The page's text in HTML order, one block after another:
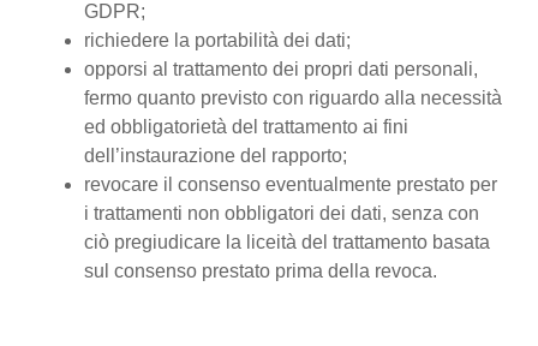
GDPR;
richiedere la portabilità dei dati;
opporsi al trattamento dei propri dati personali,
fermo quanto previsto con riguardo alla necessità
ed obbligatorietà del trattamento ai fini
dell’instaurazione del rapporto;
revocare il consenso eventualmente prestato per
i trattamenti non obbligatori dei dati, senza con
ciò pregiudicare la liceità del trattamento basata
sul consenso prestato prima della revoca.